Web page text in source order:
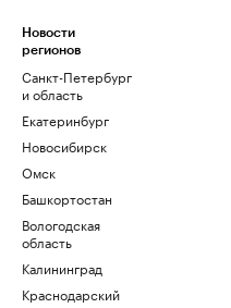
Новости
регионов
Санкт-Петербург
и область
Екатеринбург
Новосибирск
Омск
Башкортостан
Вологодская
область
Калининград
Краснодарский